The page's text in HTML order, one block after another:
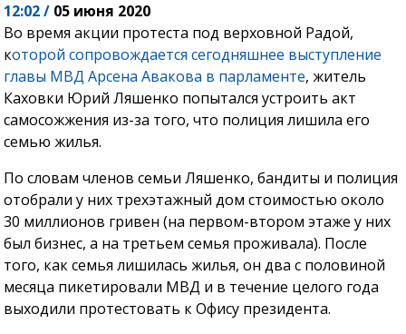
12:02 / 05 июня 2020
Во время акции протеста под верховной Радой,
которой сопровождается сегодняшнее выступление
главы МВД Арсена Авакова в парламенте, житель
Каховки Юрий Ляшенко попытался устроить акт
самосожжения из-за того, что полиция лишила его
семью жилья.
По словам членов семьи Ляшенко, бандиты и полиция
отобрали у них трехэтажный дом стоимостью около
30 миллионов гривен (на первом-втором этаже у них
был бизнес, а на третьем семья проживала). После
того, как семья лишилась жилья, он два с половиной
месяца пикетировали МВД и в течение целого года
выходили протестовать к Офису президента.